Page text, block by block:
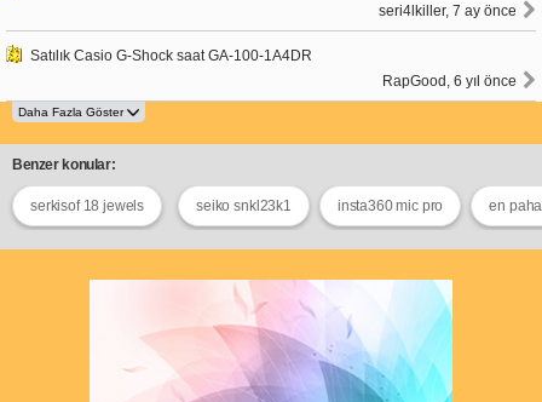
seri4lkiller, 7 ay önce
Satılık Casio G-Shock saat GA-100-1A4DR
RapGood, 6 yıl önce
Benzer konular:
serkisof 18 jewels seiko snkl23k1 insta360 mic pro en